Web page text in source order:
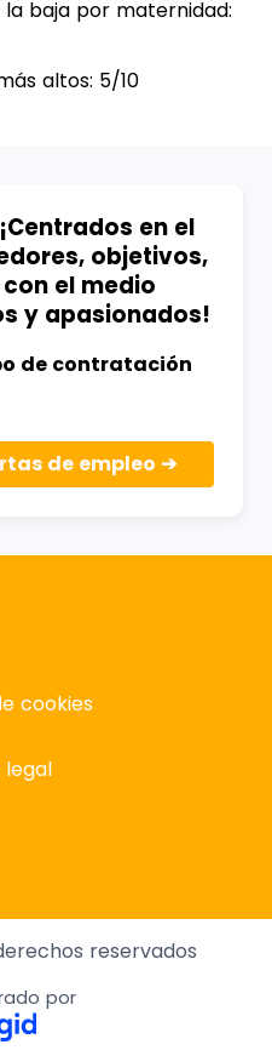
baja por maternidad:
altos: 5/10
en el
objetivos,
el medio
y apasionados!
de contratación
de empleo
cookies
legal
reservados
por